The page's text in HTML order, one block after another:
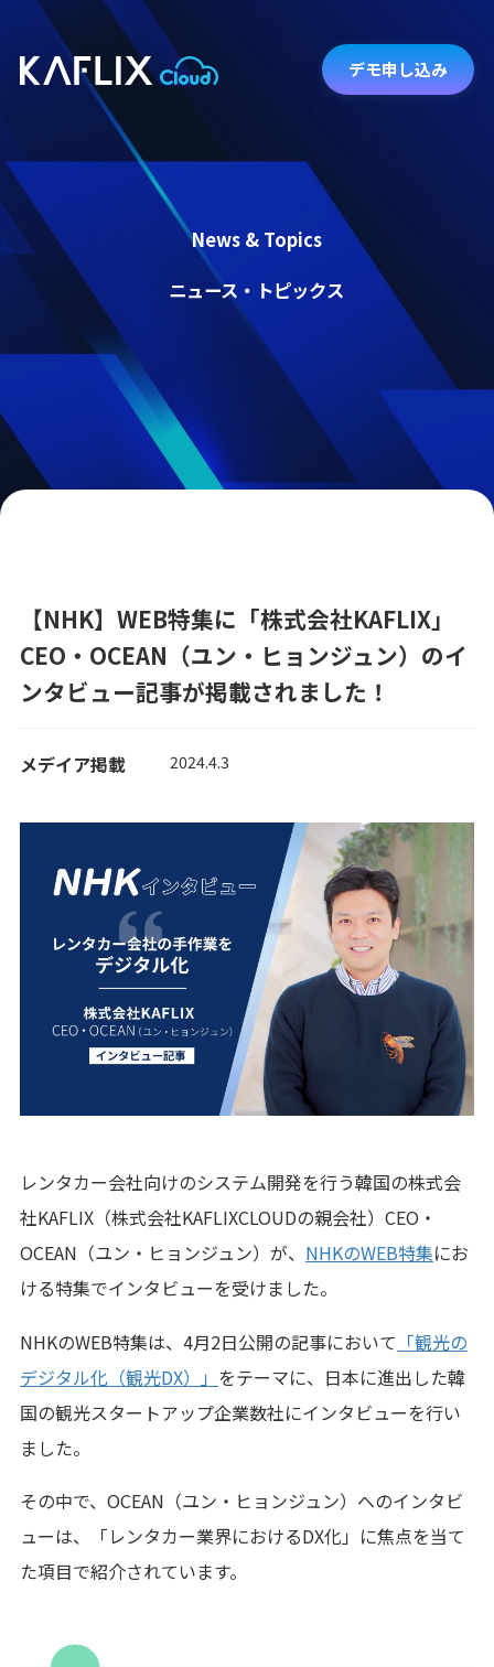
デモ申し込み
News & Topics
ニュース・トピックス
【NHK】WEB特集に「株式会社KAFLIX」
CEO・OCEAN（ユン・ヒョンジュン）のイ
ンタビュー記事が掲載されました！
メデイア掲載 2024.4.3
レンタカー会社向けのシステム開発を行う韓国の株式会
社KAFLIX（株式会社KAFLIXCLOUDの親会社）CEO・
OCEAN（ユン・ヒョンジュン）が、 NHKのWEB特集にお
ける特集でインタビューを受けました。
NHKのWEB特集は、4月2日公開の記事において 「観光の
デジタル化（観光DX）」 をテーマに、日本に進出した韓
国の観光スタートアップ企業数社にインタビューを行い
ました。
その中で、OCEAN（ユン・ヒョンジュン）へのインタビ
ューは、「レンタカー業界におけるDX化」に焦点を当て
た項目で紹介されています。